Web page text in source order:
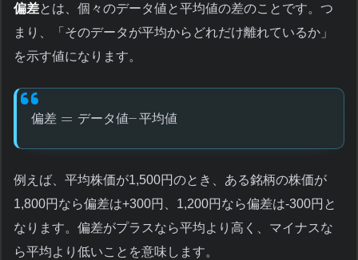
偏差とは、個々のデータ値と平均値の差のことです。つ
まり、「そのデータが平均からどれだけ離れているか」
を示す値になります。
偏差 = データ値–平均値
例えば、平均株価が1,500円のとき、ある銘柄の株価が
1,800円なら偏差は+300円、1,200円なら偏差は-300円と
なります。偏差がプラスなら平均より高く、マイナスな
ら平均より低いことを意味します。